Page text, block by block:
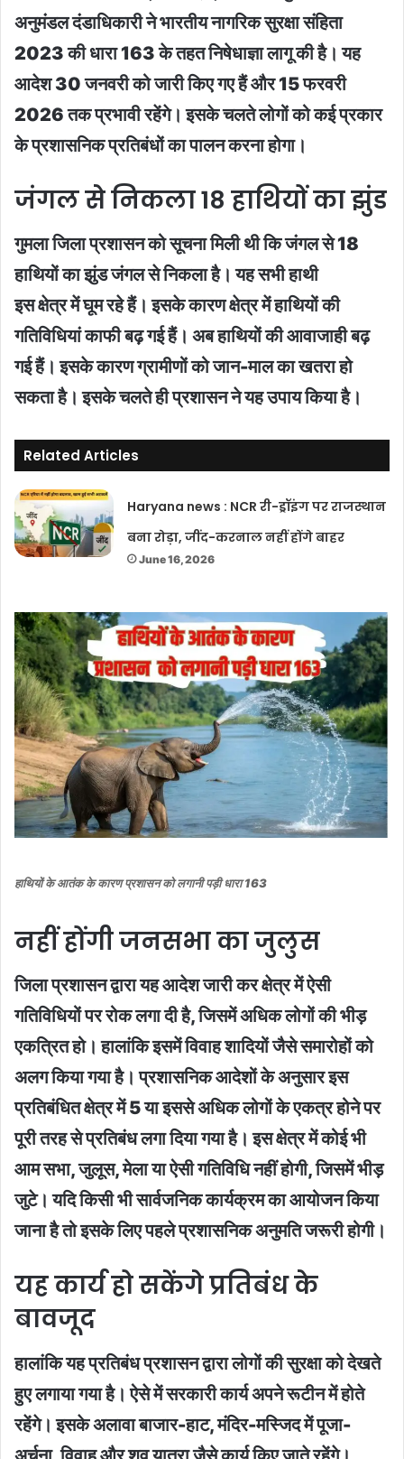
अनुमंडल दंडाधिकारी ने भारतीय नागरिक सुरक्षा संहिता
2023 की धारा 163 के तहत निषेधाज्ञा लागू की है। यह
आदेश 30 जनवरी को जारी किए गए हैं और 15 फरवरी
2026 तक प्रभावी रहेंगे। इसके चलते लोगों को कई प्रकार
के प्रशासनिक प्रतिबंधों का पालन करना होगा।
जंगल से निकला 18 हाथियों का झुंड
गुमला जिला प्रशासन को सूचना मिली थी कि जंगल से 18
हाथियों का झुंड जंगल से निकला है। यह सभी हाथी
इस क्षेत्र में घूम रहे हैं। इसके कारण क्षेत्र में हाथियों की
गतिविधियां काफी बढ़ गई हैं। अब हाथियों की आवाजाही बढ़
गई हैं। इसके कारण ग्रामीणों को जान-माल का खतरा हो
सकता है। इसके चलते ही प्रशासन ने यह उपाय किया है।
Related Articles
Haryana news : NCR री-ड्रॉइंग पर राजस्थान
बना रोड़ा, जींद-करनाल नहीं होंगे बाहर
June 16, 2026
हाथियों के आतंक के कारण प्रशासन को लगानी पड़ी धारा 163
नहीं होंगी जनसभा का जुलुस
जिला प्रशासन द्वारा यह आदेश जारी कर क्षेत्र में ऐसी
गतिविधियों पर रोक लगा दी है, जिसमें अधिक लोगों की भीड़
एकत्रित हो। हालांकि इसमें विवाह शादियों जैसे समारोहों को
अलग किया गया है। प्रशासनिक आदेशों के अनुसार इस
प्रतिबंधित क्षेत्र में 5 या इससे अधिक लोगों के एकत्र होने पर
पूरी तरह से प्रतिबंध लगा दिया गया है। इस क्षेत्र में कोई भी
आम सभा, जुलूस, मेला या ऐसी गतिविधि नहीं होगी, जिसमें भीड़
जुटे। यदि किसी भी सार्वजनिक कार्यक्रम का आयोजन किया
जाना है तो इसके लिए पहले प्रशासनिक अनुमति जरूरी होगी।
यह कार्य हो सकेंगे प्रतिबंध के
बावजूद
हालांकि यह प्रतिबंध प्रशासन द्वारा लोगों की सुरक्षा को देखते
हुए लगाया गया है। ऐसे में सरकारी कार्य अपने रूटीन में होते
रहेंगे। इसके अलावा बाजार-हाट, मंदिर-मस्जिद में पूजा-